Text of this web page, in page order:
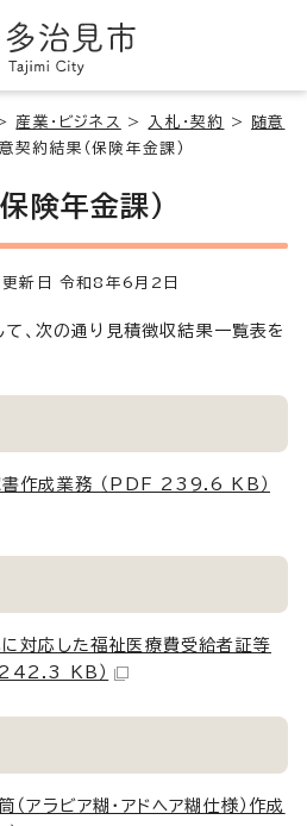
産業・ビジネス > 入札・契約 >
随意
契約結果（保険年金課）
険年金課）
新日 令和8年6月2日
、次の通り見積徴収結果一覧表を
書作成業務 （PDF 239.6 KB）
対応した福祉医療費受給者証等
242.3 KB）
アラビア糊・アドヘア糊仕様）作成